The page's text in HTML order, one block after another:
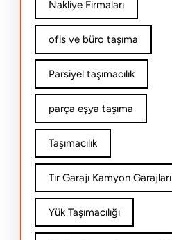
Nakliye Firmaları
ofis ve büro taşıma
Parsiyel taşımacılık
parça eşya taşıma
Taşımacılık
Tır Garajı Kamyon Garajları
Yük Taşımacılığı